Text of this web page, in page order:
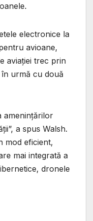
electronice la
avioane,
aviației trec prin
​​urmă cu două
amenințărilor
a spus Walsh.
mod eficient,
mai integrată a
dronele